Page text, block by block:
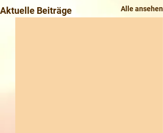
Aktuelle Beiträge Alle ansehen